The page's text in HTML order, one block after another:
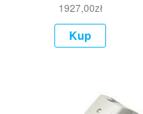
1927,00zł
Kup